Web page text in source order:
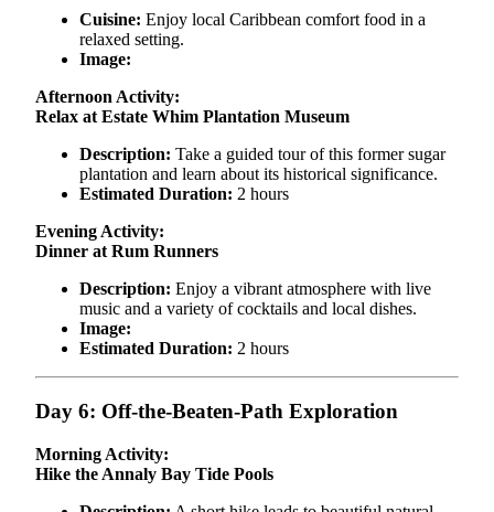
Cuisine: Enjoy local Caribbean comfort food in a
relaxed setting.
Image:
Afternoon Activity:
Relax at Estate Whim Plantation Museum
Description: Take a guided tour of this former sugar
plantation and learn about its historical significance.
Estimated Duration: 2 hours
Evening Activity:
Dinner at Rum Runners
Description: Enjoy a vibrant atmosphere with live
music and a variety of cocktails and local dishes.
Image:
Estimated Duration: 2 hours
Day 6: Off-the-Beaten-Path Exploration
Morning Activity:
Hike the Annaly Bay Tide Pools